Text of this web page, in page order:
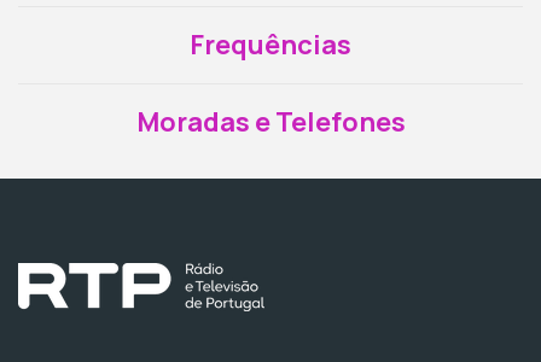
Frequências
Moradas e Telefones